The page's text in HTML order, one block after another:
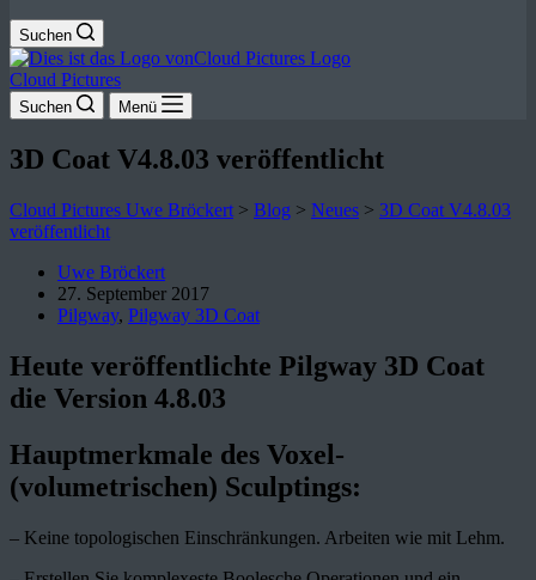
Suchen
Cloud Pictures
Suchen Menü
3D Coat V4.8.03 veröffentlicht
Cloud Pictures Uwe Bröckert > Blog > Neues > 3D Coat V4.8.03
veröffentlicht
Uwe Bröckert
27. September 2017
Pilgway, Pilgway 3D Coat
Heute veröffentlichte Pilgway 3D Coat
die Version 4.8.03
Hauptmerkmale des Voxel-
(volumetrischen) Sculptings:
– Keine topologischen Einschränkungen. Arbeiten wie mit Lehm.